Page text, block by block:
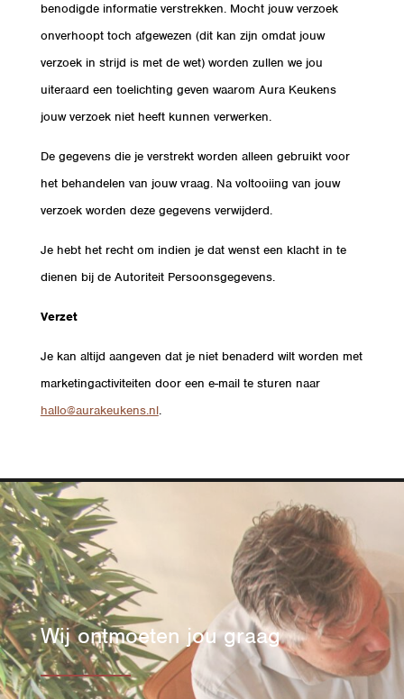
benodigde informatie verstrekken. Mocht jouw verzoek
onverhoopt toch afgewezen (dit kan zijn omdat jouw
verzoek in strijd is met de wet) worden zullen we jou
uiteraard een toelichting geven waarom Aura Keukens
jouw verzoek niet heeft kunnen verwerken.
De gegevens die je verstrekt worden alleen gebruikt voor
het behandelen van jouw vraag. Na voltooiing van jouw
verzoek worden deze gegevens verwijderd.
Je hebt het recht om indien je dat wenst een klacht in te
dienen bij de Autoriteit Persoonsgegevens.
Verzet
Je kan altijd aangeven dat je niet benaderd wilt worden met
marketingactiviteiten door een e-mail te sturen naar
hallo@aurakeukens.nl.
Wij ontmoeten jou graag